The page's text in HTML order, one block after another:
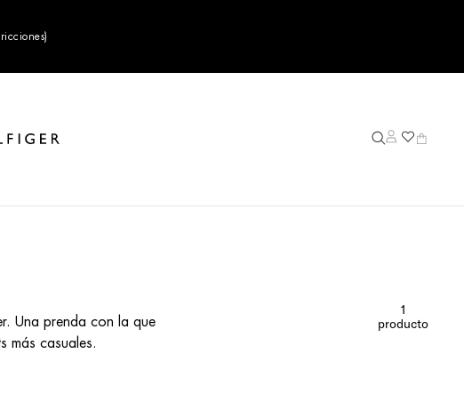
Una prenda con la que
más casuales.
1
producto